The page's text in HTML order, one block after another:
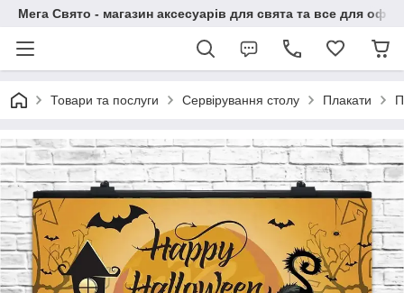
Мега Свято - магазин аксесуарів для свята та все для
Товари та послуги Сервірування столу Плакати